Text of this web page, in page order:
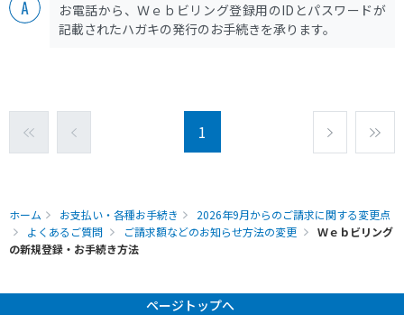
お電話から、Ｗｅｂビリング登録用のIDとパスワードが
記載されたハガキの発行のお手続きを承ります。
1
ホーム お支払い・各種お手続き
2026年9月からのご請求に関する変更点
よくあるご質問
ご請求額などのお知らせ方法の変更
Ｗｅｂビリング
の新規登録・お手続き方法
ページトップへ